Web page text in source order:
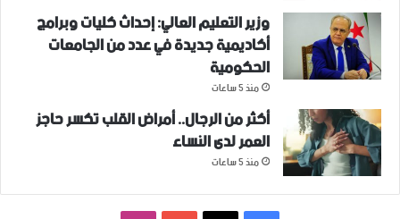
وزير التعليم العالي: إحداث كليات وبرامج
أكاديمية جديدة في عدد من الجامعات
الحكومية
منذ 5 ساعات
أكثر من الرجال.. أمراض القلب تكسر حاجز
العمر لدى النساء
منذ 5 ساعات